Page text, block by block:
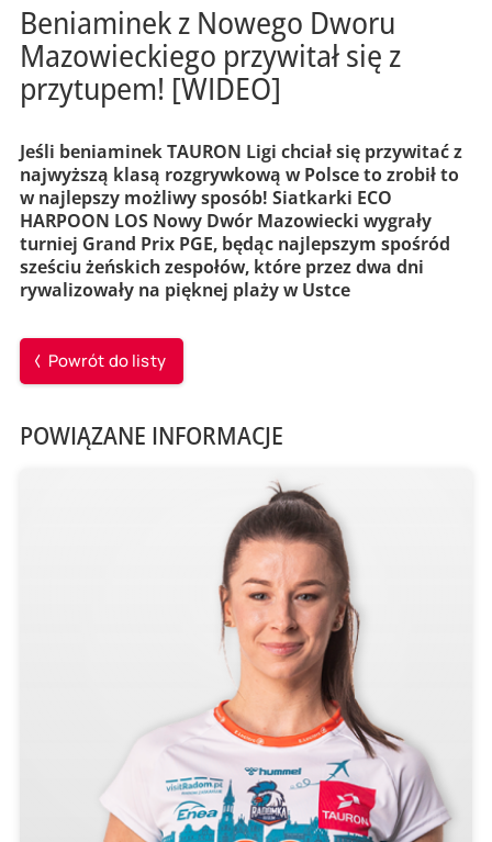
Beniaminek z Nowego Dworu
Mazowieckiego przywitał się z
przytupem! [WIDEO]
Jeśli beniaminek TAURON Ligi chciał się przywitać z
najwyższą klasą rozgrywkową w Polsce to zrobił to
w najlepszy możliwy sposób! Siatkarki ECO
HARPOON LOS Nowy Dwór Mazowiecki wygrały
turniej Grand Prix PGE, będąc najlepszym spośród
sześciu żeńskich zespołów, które przez dwa dni
rywalizowały na pięknej plaży w Ustce
Powrót do listy
POWIĄZANE INFORMACJE